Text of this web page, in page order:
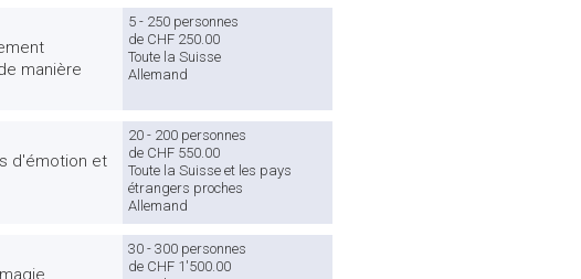
manière
5 - 250 personnes
de CHF 250.00
Toute la Suisse
Allemand
d'émotion et
20 - 200 personnes
de CHF 550.00
Toute la Suisse et les pays
étrangers proches
Allemand
30 - 300 personnes
de CHF 1'500.00